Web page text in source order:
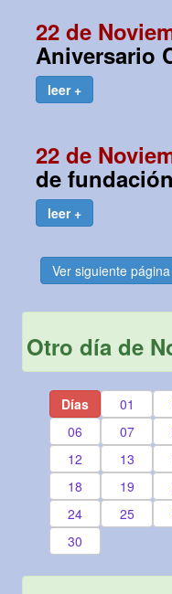
22 de
Aniversario
leer +
22 de
de
leer +
Ver siguiente página
Otro día de
Días 01
06
07
12
13
18
19
24
25
30